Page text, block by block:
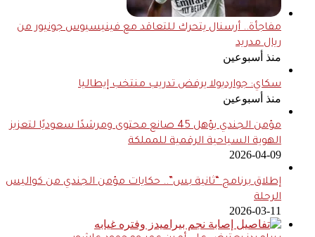
مفاجأة.. أرسنال يتحرك للتعاقد مع فينيسيوس جونيور من
ريال مدريد
منذ أسبوعين
سكاي: جوارديولا يرفض تدريب منتخب إيطاليا
منذ أسبوعين
مؤمن الجندي يؤهل 45 صانع محتوى ومرشدًا سعوديًا لتعزيز
الهوية السياحية الرقمية للمملكة
2026-04-09
إطلاق برنامج “ثانية بس”.. حكايات مؤمن الجندي من كواليس
الرحلة
2026-03-11